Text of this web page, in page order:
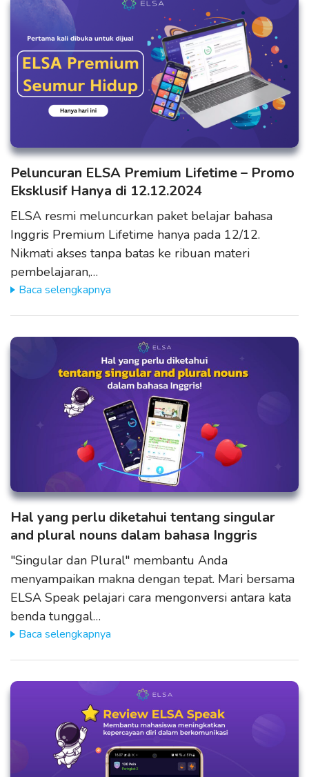
Peluncuran ELSA Premium Lifetime – Promo
Eksklusif Hanya di 12.12.2024
ELSA resmi meluncurkan paket belajar bahasa
Inggris Premium Lifetime hanya pada 12/12.
Nikmati akses tanpa batas ke ribuan materi
pembelajaran,…
Baca selengkapnya
Hal yang perlu diketahui tentang singular
and plural nouns dalam bahasa Inggris
"Singular dan Plural" membantu Anda
menyampaikan makna dengan tepat. Mari bersama
ELSA Speak pelajari cara mengonversi antara kata
benda tunggal…
Baca selengkapnya